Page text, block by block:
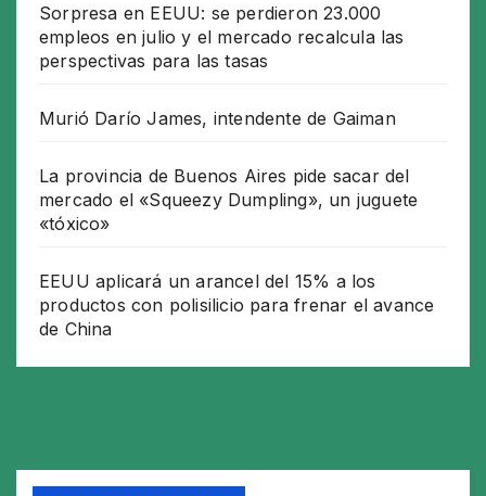
Sorpresa en EEUU: se perdieron 23.000
empleos en julio y el mercado recalcula las
perspectivas para las tasas
Murió Darío James, intendente de Gaiman
La provincia de Buenos Aires pide sacar del
mercado el «Squeezy Dumpling», un juguete
«tóxico»
EEUU aplicará un arancel del 15% a los
productos con polisilicio para frenar el avance
de China